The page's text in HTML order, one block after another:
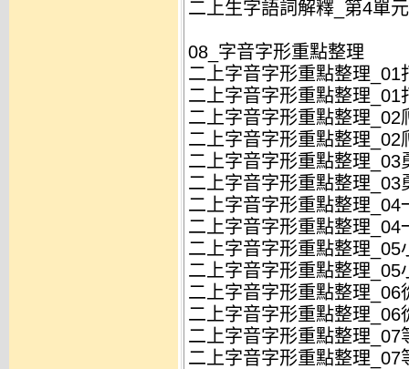
二上生字語詞解釋_第4單
08_字音字形重點整理
二上字音字形重點整理_01
二上字音字形重點整理_01
二上字音字形重點整理_02
二上字音字形重點整理_02
二上字音字形重點整理_03
二上字音字形重點整理_03
二上字音字形重點整理_04
二上字音字形重點整理_04
二上字音字形重點整理_05
二上字音字形重點整理_05
二上字音字形重點整理_06
二上字音字形重點整理_06
二上字音字形重點整理_07
二上字音字形重點整理_07